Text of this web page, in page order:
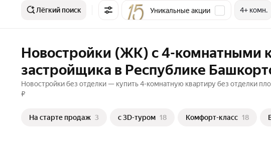
Лёгкий поиск Уникальные акции 4+ комн.
Новостройки (ЖК) с 4-комнатными
застройщика в Республике
Новостройки без отделки — купить 4-комнатную квартиру без отделки
₽
На старте продаж 3 c 3D-туром 18 Комфорт-класс 18